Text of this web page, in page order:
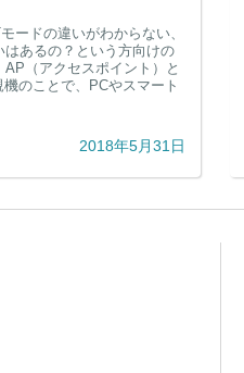
ードの違いがわからない、
あるの？という方向けの
（アクセスポイント）と
のことで、PCやスマート
2018年5月31日